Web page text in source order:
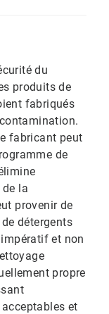
du
produits de
fabriqués
fabricant peut
de
la
provenir de
détergents
et non
propre
et